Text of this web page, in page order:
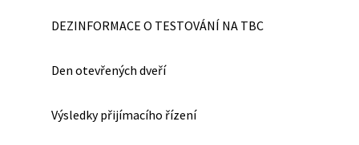
DEZINFORMACE O TESTOVÁNÍ NA TBC
Den otevřených dveří
Výsledky přijímacího řízení